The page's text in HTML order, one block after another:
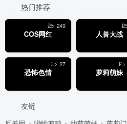
热门推荐
COS网红
249
人兽大战
恐怖色情
27
萝莉萌妹
友链